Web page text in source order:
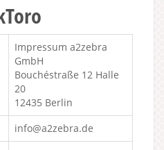
Impressum a2zebra
GmbH
Bouchéstraße 12 Halle
20
12435 Berlin
info@a2zebra.de